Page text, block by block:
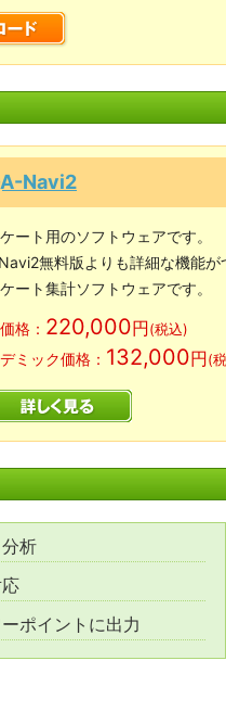
Navi2
ート用のソフトウェアです。
無料版よりも詳細な機能が
ート集計ソフトウェアです。
格： 220,000円(税込)
ミック価格： 132,000円(
析
ポイントに出力